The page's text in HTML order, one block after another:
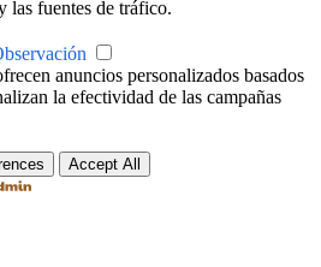
las fuentes de tráfico.
anuncios personalizados basados
la efectividad de las campañas
Accept All